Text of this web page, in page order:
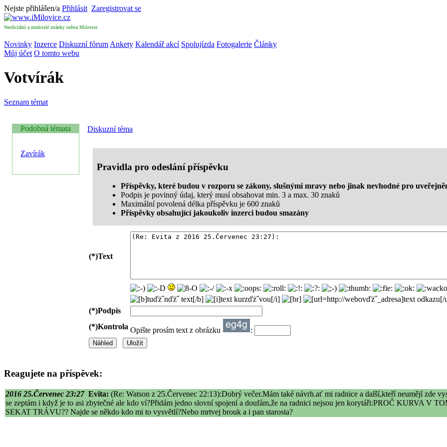
Nejste přihlášen/a Přihlásit Zaregistrovat se
Neoficiální a nezávislé stránky města Milovice
Novinky Inzerce Diskuzní fórum Ankety Kalendář akcí Spolujízda Fotogalerie Články
Můj účet O tomto webu
Votvírák
Seznam témat
Podobná témata
Zavírák
Diskuzní téma
Pravidla pro odeslání příspěvku
Příspěvky, které budou v rozporu se zákony, slušnými mravy nebo jinak nevhodné pro
Podpis je povinný údaj, který musí obsahovat min. 3 a max. 30 znaků
Maximální povolená délka příspěvku je 600 znaků
Příspěvky obsahující jakoukoliv inzerci budou smazány
(*)Text
(*)Podpis
(*)Kontrola Opište prosím text z obrázku :
Reagujete na příspěvek:
2016 25.Červenec 23:27 Evita: (Re: Watson z 25.Červenec 22:13):Dobrý večer.Mám také návrh.ať mi radnice a další,kteří neumějí zde
se zeptám i když je to asi zbytečné ale kdo ví?Přidám jedno slovní spojení a doufám,že na radnici nejsou jen korytáři:PROČ KURVA
SEKAT TRÁVU?? Najde se někdo kdo mi to vysvětlí?Nebo mrtvej brouk a i pan starosta?